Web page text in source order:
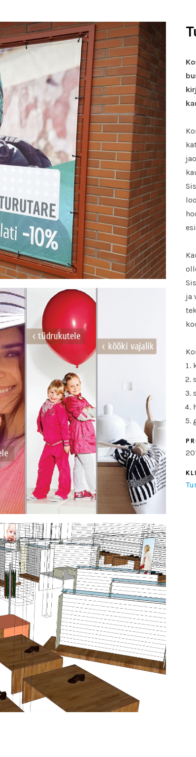
ja